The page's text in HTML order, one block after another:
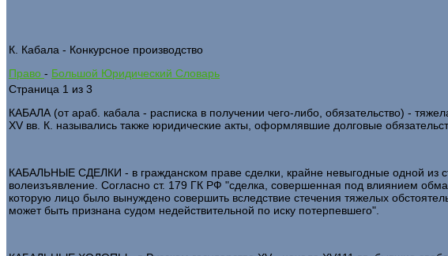
К. Кабала - Конкурсное производство
Право - Большой Юридический Словарь
Страница 1 из 3
КАБАЛА (от араб. кабала - расписка в получении чего-либо, обязательство) -
XV вв. К. назывались также юридические акты, оформлявшие долговые
КАБАЛЬНЫЕ СДЕЛКИ - в гражданском праве сделки, крайне невыгодные одной из
волеизъявление. Согласно ст. 179 ГК РФ "сделка, совершенная под влиянием
которую лицо было вынуждено совершить вследствие стечения тяжелых
может быть признана судом недействительной по иску потерпевшего".